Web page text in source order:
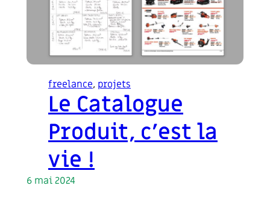
freelance, projets
Le Catalogue
Produit, c’est la
vie !
6 mai 2024